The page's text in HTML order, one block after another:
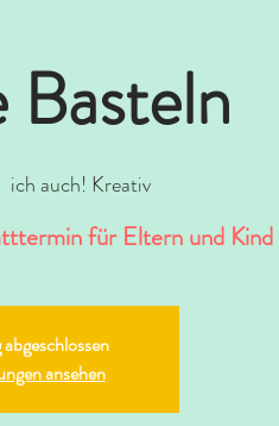
Basteln
ich auch! Kreativ
für Eltern und Kind
ansehen